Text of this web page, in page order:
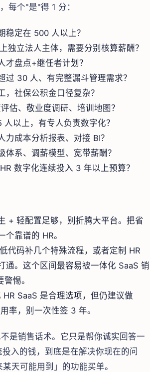
每个"是"得 1 分：
稳定在 500 人以上？
独立法人主体，需要分别核算薪酬？
才盘点+继任者计划？
过 30 人、有完整漏斗管理需求？
，社保公积金口径复杂？
估、敬业度调研、培训地图？
人以上，有专人负责数字化？
力成本分析报表、对接 BI？
体系、调薪模型、宽带薪酬？
数字化连续投入 3 年以上预算？
+ 轻配置足够，别折腾大平台。把省
个靠谱的 HR。
代码补几个特殊流程，或者定制 HR
通。这个区间最容易被一体化 SaaS 销
惕。
HR SaaS 是合理选项，但仍建议做
率，别一次性签 3 年。
是销售话术。它只是帮你诚实回答一
入的钱，到底是在解决你现在的问
天可能用到」的功能买单。